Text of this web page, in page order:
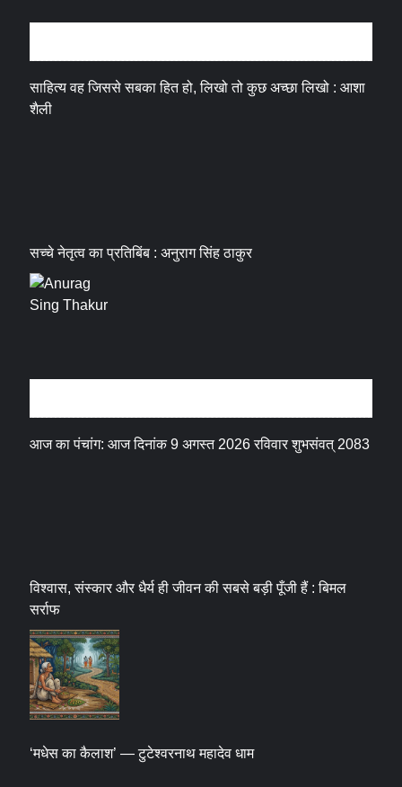
साहित्य वह जिससे सबका हित हो, लिखो तो कुछ अच्छा लिखो : आशा
शैली
सच्चे नेतृत्व का प्रतिबिंब : अनुराग सिंह ठाकुर
आज का पंचांग: आज दिनांक 9 अगस्त 2026 रविवार शुभसंवत् 2083
विश्वास, संस्कार और धैर्य ही जीवन की सबसे बड़ी पूँजी हैं : बिमल
सर्राफ
‘मधेस का कैलाश’ — टुटेश्वरनाथ महादेव धाम